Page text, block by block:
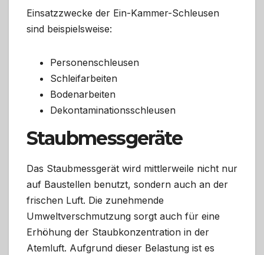
Einsatzzwecke der Ein-Kammer-Schleusen
sind beispielsweise:
Personenschleusen
Schleifarbeiten
Bodenarbeiten
Dekontaminationsschleusen
Staubmessgeräte
Das Staubmessgerät wird mittlerweile nicht nur
auf Baustellen benutzt, sondern auch an der
frischen Luft. Die zunehmende
Umweltverschmutzung sorgt auch für eine
Erhöhung der Staubkonzentration in der
Atemluft. Aufgrund dieser Belastung ist es